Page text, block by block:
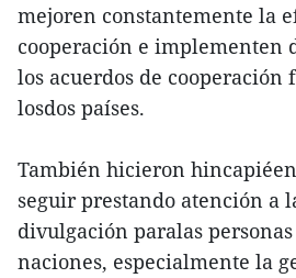
mejoren constantemente la
cooperación e implementen
los acuerdos de cooperación
losdos países.
También hicieron
seguir prestando atención a
divulgación paralas
naciones, especialmente la